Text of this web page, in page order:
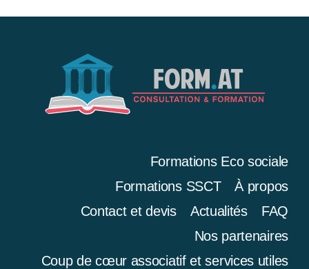
Formations Eco sociale
Formations SSCT
À propos
Contact et devis
Actualités
FAQ
Nos partenaires
Coup de cœur associatif et services utiles